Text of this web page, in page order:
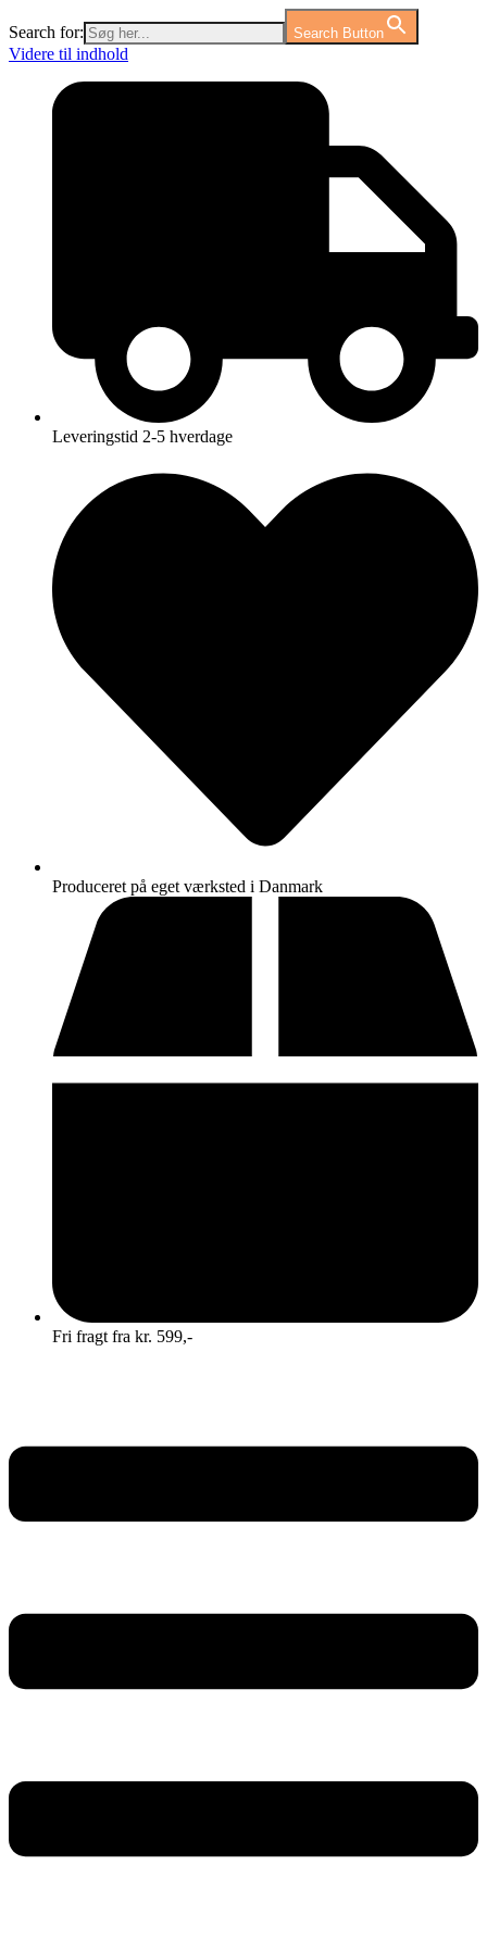
Search for: Search Button
Videre til indhold
Leveringstid 2-5 hverdage
Produceret på eget værksted i Danmark
Fri fragt fra kr. 599,-